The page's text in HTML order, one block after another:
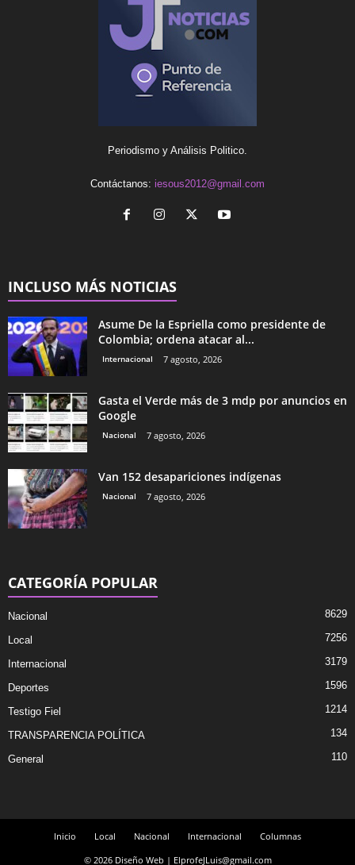
Periodismo y Análisis Politico.
Contáctanos: iesous2012@gmail.com
INCLUSO MÁS NOTICIAS
Asume De la Espriella como presidente de
Colombia; ordena atacar al...
Internacional 7 agosto, 2026
Gasta el Verde más de 3 mdp por anuncios en
Google
Nacional 7 agosto, 2026
Van 152 desapariciones indígenas
Nacional 7 agosto, 2026
CATEGORÍA POPULAR
Nacional 8629
Local 7256
Internacional 3179
Deportes 1596
Testigo Fiel 1214
TRANSPARENCIA POLÍTICA 134
General 110
Inicio Local Nacional Internacional
Columnas
© 2026 Diseño Web | ElprofeJLuis@gmail.com